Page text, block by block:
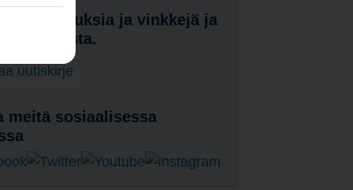
tarjouksia ja vinkkejä ja
uutiskirje
meitä sosiaalisessa